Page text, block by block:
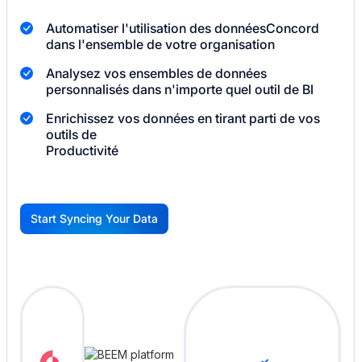
Automatiser l'utilisation des donnéesConcord
dans l'ensemble de votre organisation
Analysez vos ensembles de données
personnalisés dans n'importe quel outil de BI
Enrichissez vos données en tirant parti de vos
outils de
Productivité
G
Start Syncing Your Data